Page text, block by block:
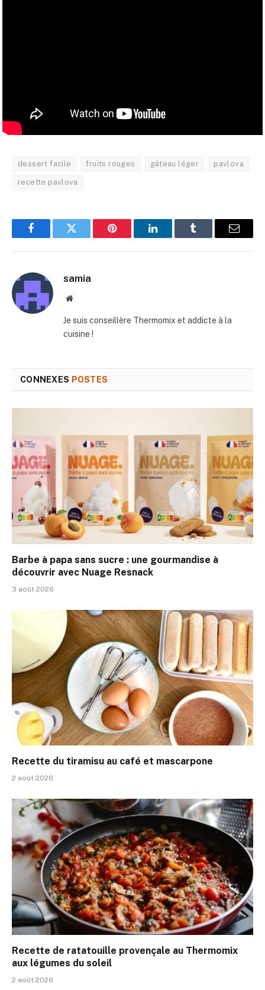
dessert facile fruits rouges gâteau léger pavlova
recette pavlova
FacebookTwitter Pinterest LinkedInTumblr
E-
samia
Site
Je suis conseillère Thermomix et addicte à la
cuisine !
CONNEXES POSTES
Barbe à papa sans sucre : une gourmandise à
découvrir avec Nuage Resnack
3 août 2026
Recette du tiramisu au café et mascarpone
2 août 2026
Recette de ratatouille provençale au Thermomix
aux légumes du soleil
2 août 2026